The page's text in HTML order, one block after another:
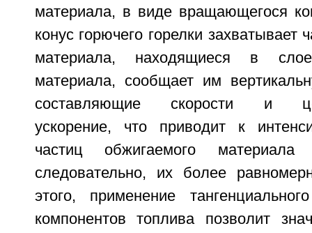
материала, в виде вращающегося
конус горючего горелки захватывает
материала, находящиеся в слое
материала, сообщает им
составляющие скорости и
ускорение, что приводит к
частиц обжигаемого
следовательно, их более
этого, применение
компонентов топлива позволит